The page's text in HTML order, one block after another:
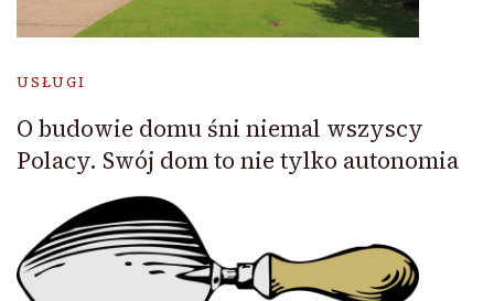
USŁUGI
O budowie domu śni niemal wszyscy
Polacy. Swój dom to nie tylko autonomia